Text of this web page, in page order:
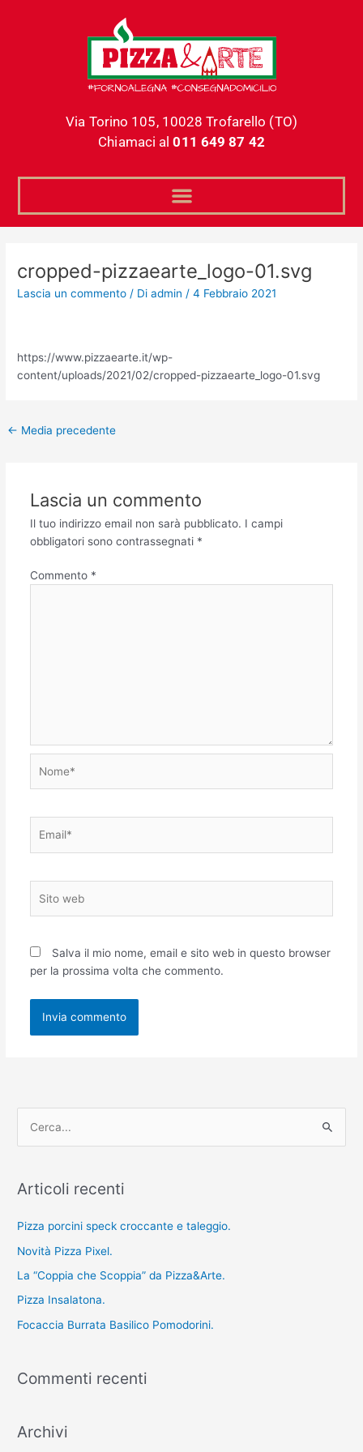
Via Torino 105, 10028 Trofarello (TO)
Chiamaci al 011 649 87 42
cropped-pizzaearte_logo-01.svg
Lascia un commento / Diadmin/4 Febbraio 2021
https://www.pizzaearte.it/wp-
content/uploads/2021/02/cropped-pizzaearte_logo-01.svg
← Media precedente
Lascia un commento
Il tuo indirizzo email non sarà pubblicato. I campi
obbligatori sono contrassegnati *
Commento *
web
Salva il mio nome, email e sito web in questo browser
per la prossima volta che commento.
cArticoli recenti
Pizza porcini speck croccante e taleggio.
Novità Pizza Pixel.
La “Coppia che Scoppia” da Pizza&Arte.
Pizza Insalatona.
Focaccia Burrata Basilico Pomodorini.
Commenti recenti
Archivi